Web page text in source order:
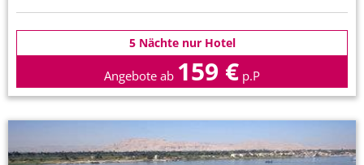
5 Nächte nur Hotel
Angebote ab 159 € p.P